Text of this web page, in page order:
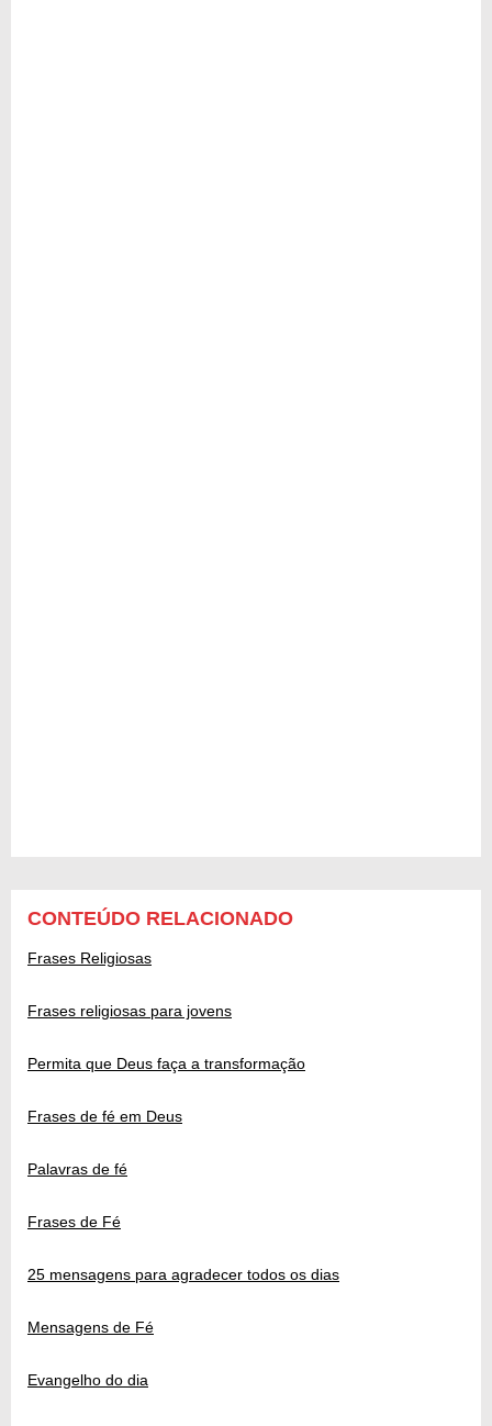
CONTEÚDO RELACIONADO
Frases Religiosas
Frases religiosas para jovens
Permita que Deus faça a transformação
Frases de fé em Deus
Palavras de fé
Frases de Fé
25 mensagens para agradecer todos os dias
Mensagens de Fé
Evangelho do dia